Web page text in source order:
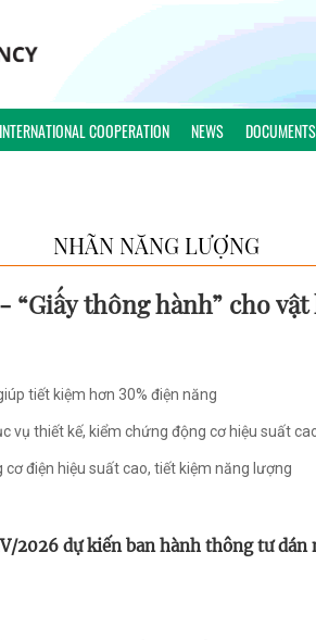
INTERNATIONAL COOPERATION NEWS DOCUMENTS
NHÃN NĂNG LƯỢNG
“Giấy thông hành” cho
tiết kiệm hơn 30% điện năng
vụ thiết kế, kiểm chứng động cơ hiệu suất
điện hiệu suất cao, tiết kiệm năng lượng
2026 dự kiến ban hành thông tư